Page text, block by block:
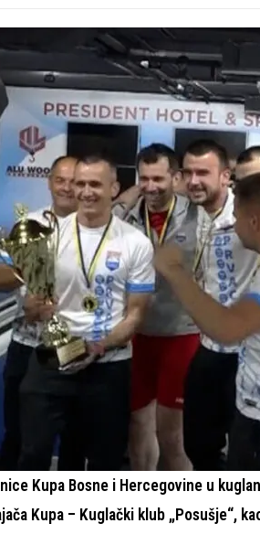
Kupa Bosne i Hercegovine u
Kupa – Kuglački klub „Posušje“,